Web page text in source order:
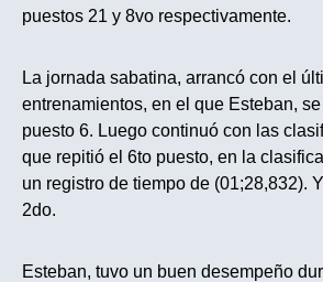
puestos 21 y 8vo respectivamente.
La jornada sabatina, arrancó con el
entrenamientos, en el que Esteban,
puesto 6. Luego continuó con las
que repitió el 6to puesto, en la
un registro de tiempo de (01;28,832).
2do.
Esteban, tuvo un buen desempeño